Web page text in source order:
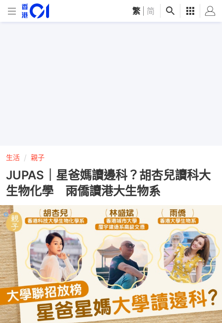
繁 简
生活 親子
JUPAS｜星爸媽讀邊科？胡杏兒讀科大
生物化學 雨僑讀港大生物系